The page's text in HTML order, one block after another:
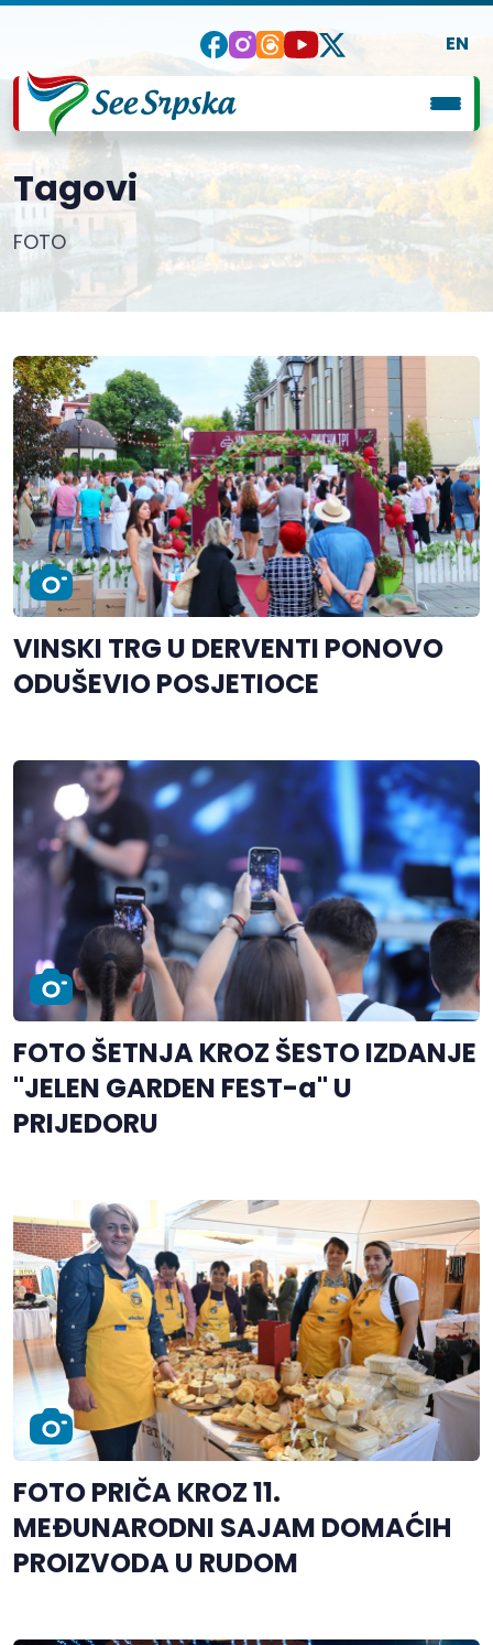
EN
Tagovi
FOTO
VINSKI TRG U DERVENTI PONOVO
ODUŠEVIO POSJETIOCE
FOTO ŠETNJA KROZ ŠESTO IZDANJE
"JELEN GARDEN FEST-a" U
PRIJEDORU
FOTO PRIČA KROZ 11.
MEĐUNARODNI SAJAM DOMAĆIH
PROIZVODA U RUDOM